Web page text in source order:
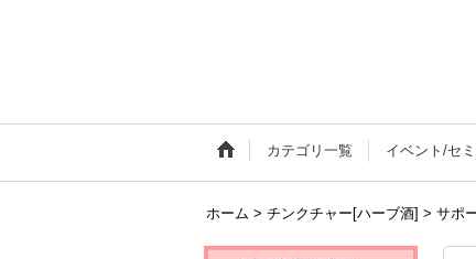
カテゴリ一覧 イベント/セ
ホーム > チンクチャー[ハーブ酒] > サポ